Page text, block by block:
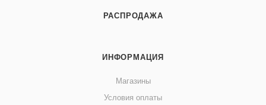
РАСПРОДАЖА
ИНФОРМАЦИЯ
Магазины
Условия оплаты